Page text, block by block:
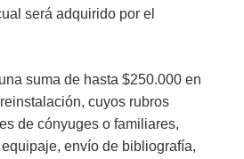
será adquirido por el
suma de hasta $250.000 en
cuyos rubros
de cónyuges o familiares,
envío de bibliografía,